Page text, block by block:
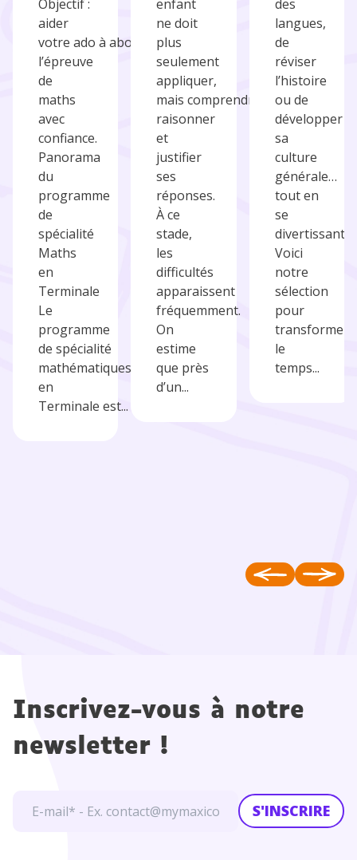
Objectif :
aider
votre ado à aborder
l’épreuve
de
maths
avec
confiance.
Panorama
du
programme
de
spécialité
Maths
en
Terminale
Le
programme
de spécialité
mathématiques
en
Terminale est...
enfant
ne doit
plus
seulement
appliquer,
mais comprendre,
raisonner
et
justifier
ses
réponses.
À ce
stade,
les
difficultés
apparaissent
fréquemment.
On
estime
que près
d’un...
des
langues,
de
réviser
l’histoire
ou de
développer
sa
culture
générale…
tout en
se
divertissant.
Voici
notre
sélection
pour
transformer
le
temps...
Inscrivez-vous à notre
newsletter !
S'INSCRIRE